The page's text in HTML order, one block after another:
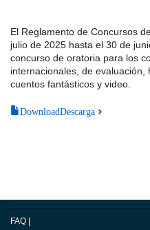
El Reglamento de Concursos
julio de 2025 hasta el 30 de
concurso de oratoria para los
internacionales, de evaluación,
cuentos fantásticos y video.
DownloadDescarga
FAQ